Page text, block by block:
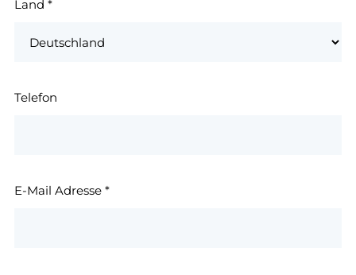
Land *
Telefon
E-Mail Adresse *